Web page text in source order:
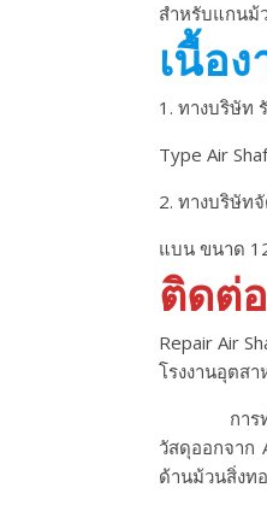
สําหรับแกนม้
เนื้อ
1. ทางบริษัท
Type Air
2. ทางบริษัท
แบน ขนาด
ติดต่
Repair Air
โรงงานอุตส
การทํางาน
วัสดุออกจาก
ด้านม้วนสิ่งท